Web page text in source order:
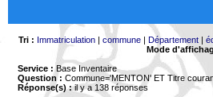
Tri : Immatriculation| commune| Département|
Mode
Service : Base Inventaire
Question : Commune='MENTON' ET Titre
Réponse(s) :il y a 138 réponses